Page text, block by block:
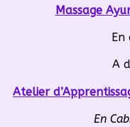
Massage
En
A
Atelier
En